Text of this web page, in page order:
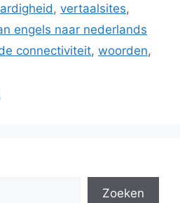
, vertaalsites,
engels naar nederlands
connectiviteit, woorden,
Zoeken